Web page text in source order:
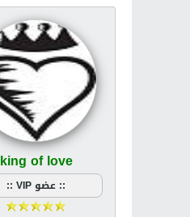
king of love
:: عضو VIP ::